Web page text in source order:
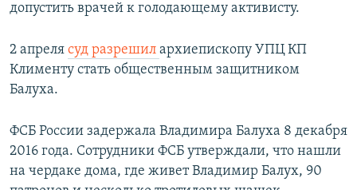
допустить врачей к голодающему активисту.
2 апреля суд разрешил архиепископу УПЦ КП
Клименту стать общественным защитником
Балуха.
ФСБ России задержала Владимира Балуха 8 декабря
2016 года. Сотрудники ФСБ утверждали, что нашли
на чердаке дома, где живет Владимир Балух, 90